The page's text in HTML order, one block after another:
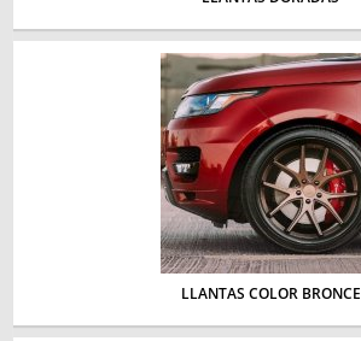
LLANTAS COLOR BRONCE